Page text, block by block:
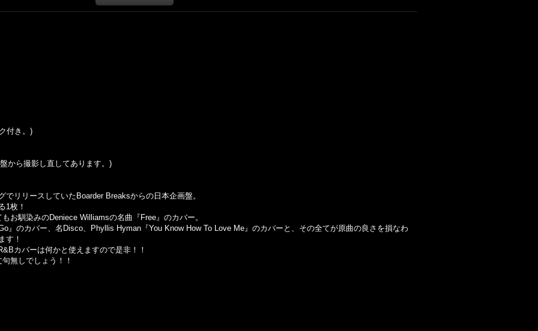
付き。)
から撮影し直してあります。)
リリースしていたBoarder Breaksからの日本企画盤。
1枚！
お馴染みのDeniece Williamsの名曲『Free』のカバー。
』のカバー、名Disco、Phyllis Hyman『You Know How To Love Me』のカバーと、その全てが原曲の良さを損なわ
す！
カバーは何かと使えますので是非！！
無しでしょう！！